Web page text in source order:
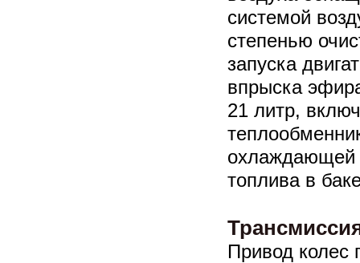
системой
степенью
запуска
впрыска
21 литр,
охлаждающей
топлива в
Привод колес